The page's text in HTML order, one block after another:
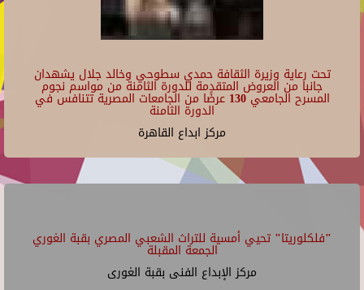
تحت رعاية وزيرة الثقافة حمدي سطوحي وخالد جلال يشهدان
جانبا من العروض المتقدمة للدورة الثامنة من مواسم نجوم
المسرح الجامعي 130 عرضًا من الجامعات المصرية تتنافس في
الدورة الثامنة
مركز ابداع القاهرة
"فلكلوريتا" تحيي أمسية للتراث الشعبي المصري بقبة الغوري
الجمعة المقبلة
مركز الإبداع الفنى بقبة الغورى